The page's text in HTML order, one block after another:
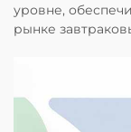
уровне,
рынке